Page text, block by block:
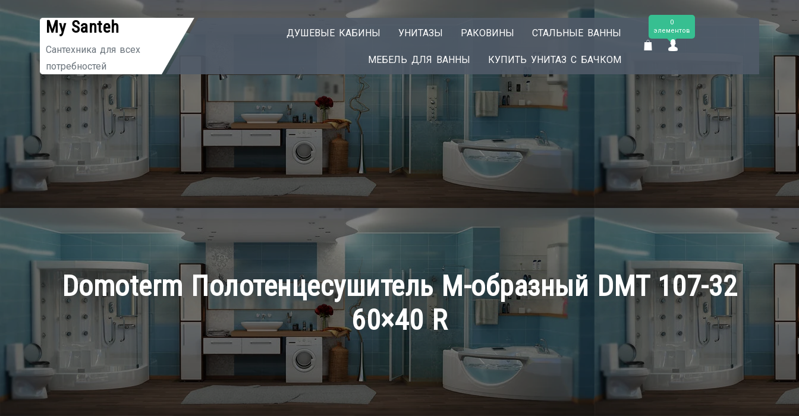
Перейти
содержимому
My Santeh
Сантехника для всех
потребностей
ДУШЕВЫЕ КАБИНЫ УНИТАЗЫ РАКОВИНЫ СТАЛЬНЫЕ ВАННЫ
МЕБЕЛЬ ДЛЯ ВАННЫ КУПИТЬ УНИТАЗ С БАЧКОМ
0
элементов
Domoterm Полотенцесушитель М-образный DMT 107-32
60×40 R